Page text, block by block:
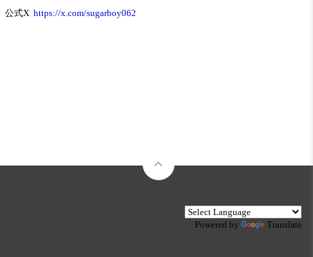
公式X https://x.com/sugarboy062
Powered by Translate